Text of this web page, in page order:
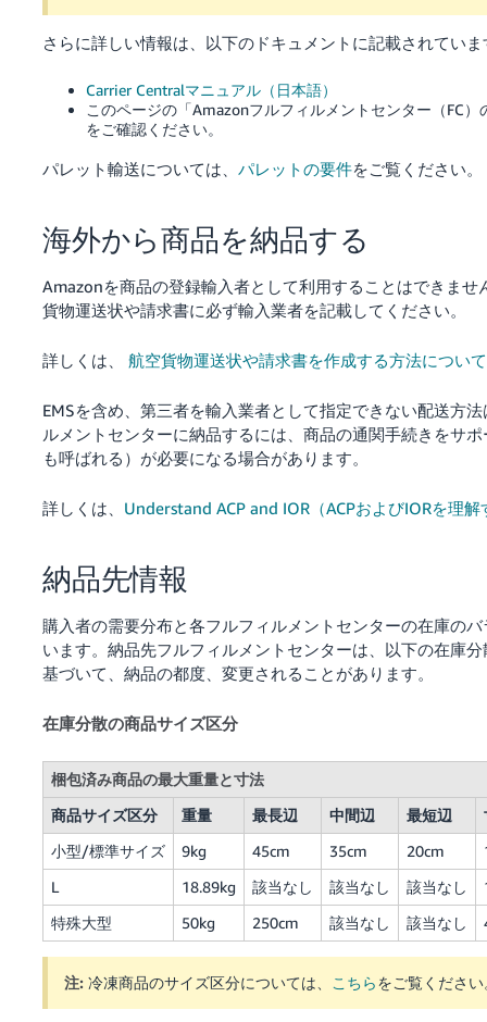
さらに詳しい情報は、以下のドキュメントに記載されていま
Carrier Centralマニュアル（日本語）
このページの「Amazonフルフィルメントセンター（FC
をご確認ください。
パレット輸送については、 パレットの要件をご覧ください。
海外から商品を納品する
Amazonを商品の登録輸入者として利用することはできま
貨物運送状や請求書に必ず輸入業者を記載してください。
詳しくは、 航空貨物運送状や請求書を作成する方法につい
EMSを含め、第三者を輸入業者として指定できない配送方
ルメントセンターに納品するには、商品の通関手続きをサ
も呼ばれる）が必要になる場合があります。
詳しくは、 Understand ACP and IOR（ACPおよびIORを理解
納品先情報
購入者の需要分布と各フルフィルメントセンターの在庫の
います。納品先フルフィルメントセンターは、以下の在庫
基づいて、納品の都度、変更されることがあります。
在庫分散の商品サイズ区分
梱包済み商品の最大重量と寸法
商品サイズ区分
重量 最長辺 中間辺 最短辺
小型/標準サイズ
9kg 45cm 35cm 20cm
L
18.89kg 該当なし 該当なし 該当なし
特殊大型
50kg 250cm 該当なし 該当なし
注: 冷凍商品のサイズ区分については、 こちらをご覧ください